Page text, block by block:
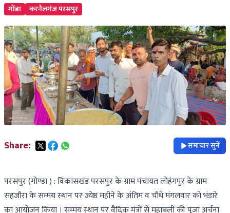
गोंडा करनैलगंज परसपुर
Share: समाचार सुनें
परसपुर (गोण्डा ) : विकासखंड परसपुर के ग्राम पंचायत लोहंगपुर के ग्राम
सहजौरा के सम्मय स्थान पर ज्येष्ठ महीने के अंतिम व चौथे मंगलवार को भंडारे